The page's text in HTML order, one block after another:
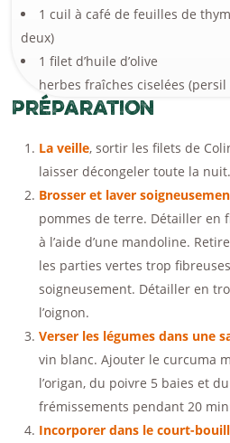
1 cuil à café de feuilles de
deux)
1 filet d’huile d’olive
herbes fraîches ciselées
Préparation
La veille, sortir les filets de
laisser décongeler toute la nuit.
Brosser et laver
pommes de terre. Détailler en
à l’aide d’une mandoline.
les parties vertes trop
soigneusement. Détailler en
l’oignon.
Verser les légumes dans une
vin blanc. Ajouter le curcuma
l’origan, du poivre 5 baies et
frémissements pendant 20
Incorporer dans le court-